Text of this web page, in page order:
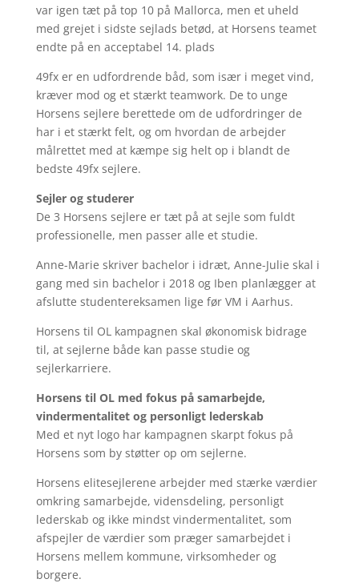
var igen tæt på top 10 på Mallorca, men et uheld
med grejet i sidste sejlads betød, at Horsens teamet
endte på en acceptabel 14. plads
49fx er en udfordrende båd, som især i meget vind,
kræver mod og et stærkt teamwork. De to unge
Horsens sejlere berettede om de udfordringer de
har i et stærkt felt, og om hvordan de arbejder
målrettet med at kæmpe sig helt op i blandt de
bedste 49fx sejlere.
Sejler og studerer
De 3 Horsens sejlere er tæt på at sejle som fuldt
professionelle, men passer alle et studie.
Anne-Marie skriver bachelor i idræt, Anne-Julie skal i
gang med sin bachelor i 2018 og Iben planlægger at
afslutte studentereksamen lige før VM i Aarhus.
Horsens til OL kampagnen skal økonomisk bidrage
til, at sejlerne både kan passe studie og
sejlerkarriere.
Horsens til OL med fokus på samarbejde,
vindermentalitet og personligt lederskab
Med et nyt logo har kampagnen skarpt fokus på
Horsens som by støtter op om sejlerne.
Horsens elitesejlerene arbejder med stærke værdier
omkring samarbejde, vidensdeling, personligt
lederskab og ikke mindst vindermentalitet, som
afspejler de værdier som præger samarbejdet i
Horsens mellem kommune, virksomheder og
borgere.